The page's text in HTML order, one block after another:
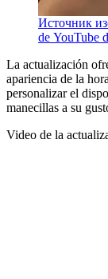
Источник
de YouTube
La actualización
apariencia de la
personalizar el
manecillas a su
Video de la